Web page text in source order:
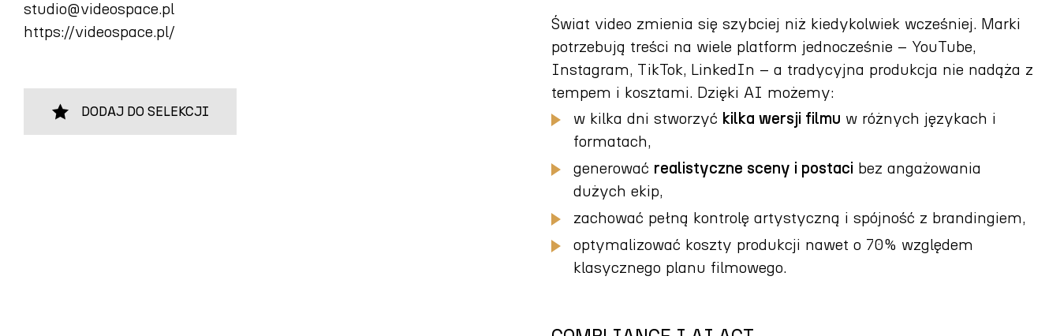
studio@videospace.pl
https://videospace.pl/
DODAJ DO SELEKCJI
Świat video zmienia się szybciej niż kiedykolwiek wcześniej. Marki
potrzebują treści na wiele platform jednocześnie – YouTube,
Instagram, TikTok, LinkedIn – a tradycyjna produkcja nie nadąża z
tempem i kosztami. Dzięki AI możemy:
w kilka dni stworzyć kilka wersji filmu w różnych językach i
formatach,
generować realistyczne sceny i postaci bez angażowania
dużych ekip,
zachować pełną kontrolę artystyczną i spójność z brandingiem,
optymalizować koszty produkcji nawet o 70% względem
klasycznego planu filmowego.